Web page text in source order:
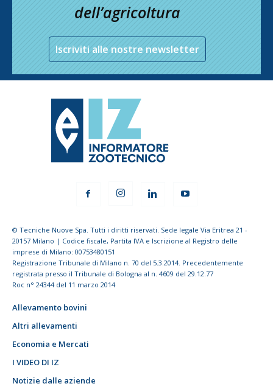
dell’agricoltura
Iscriviti alle nostre newsletter
© Tecniche Nuove Spa. Tutti i diritti riservati. Sede legale Via Eritrea 21 -
20157 Milano | Codice fiscale, Partita IVA e Iscrizione al Registro delle
imprese di Milano: 00753480151
Registrazione Tribunale di Milano n. 70 del 5.3.2014. Precedentemente
registrata presso il Tribunale di Bologna al n. 4609 del 29.12.77
Roc n° 24344 del 11 marzo 2014
Allevamento bovini
Altri allevamenti
Economia e Mercati
I VIDEO DI IZ
Notizie dalle aziende